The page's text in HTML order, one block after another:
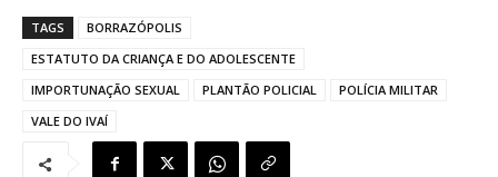
TAGS
BORRAZÓPOLIS
ESTATUTO DA CRIANÇA E DO ADOLESCENTE
IMPORTUNAÇÃO SEXUAL
PLANTÃO POLICIAL
POLÍCIA MILITAR
VALE DO IVAÍ